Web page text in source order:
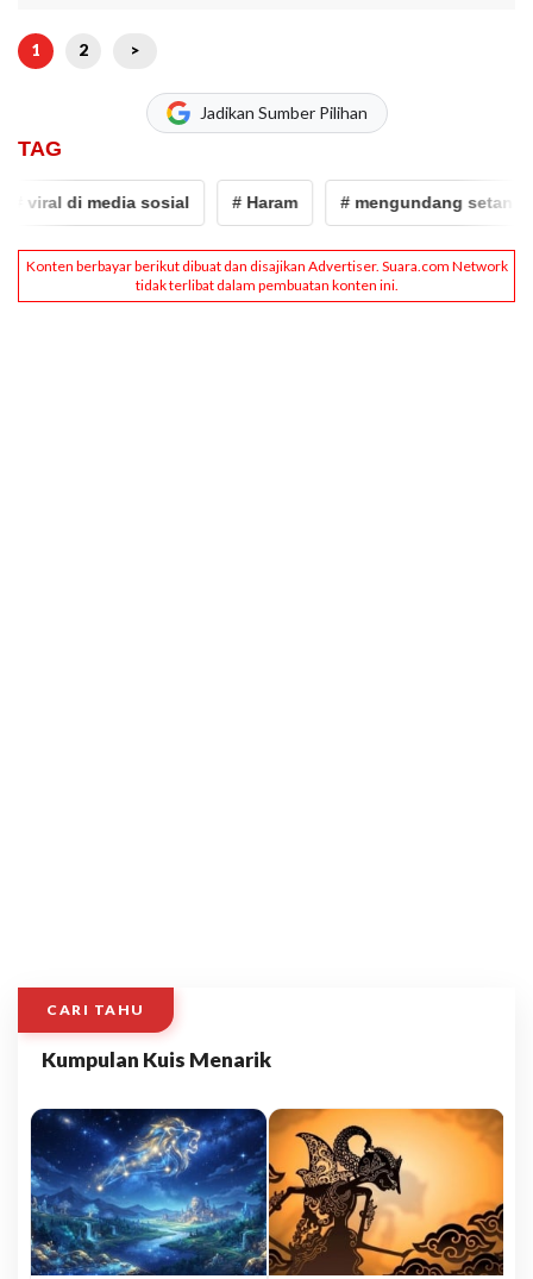
1 2 >
Jadikan Sumber Pilihan
TAG
di media sosial # Haram # mengundang setan #
CARI TAHU
Kumpulan Kuis Menarik